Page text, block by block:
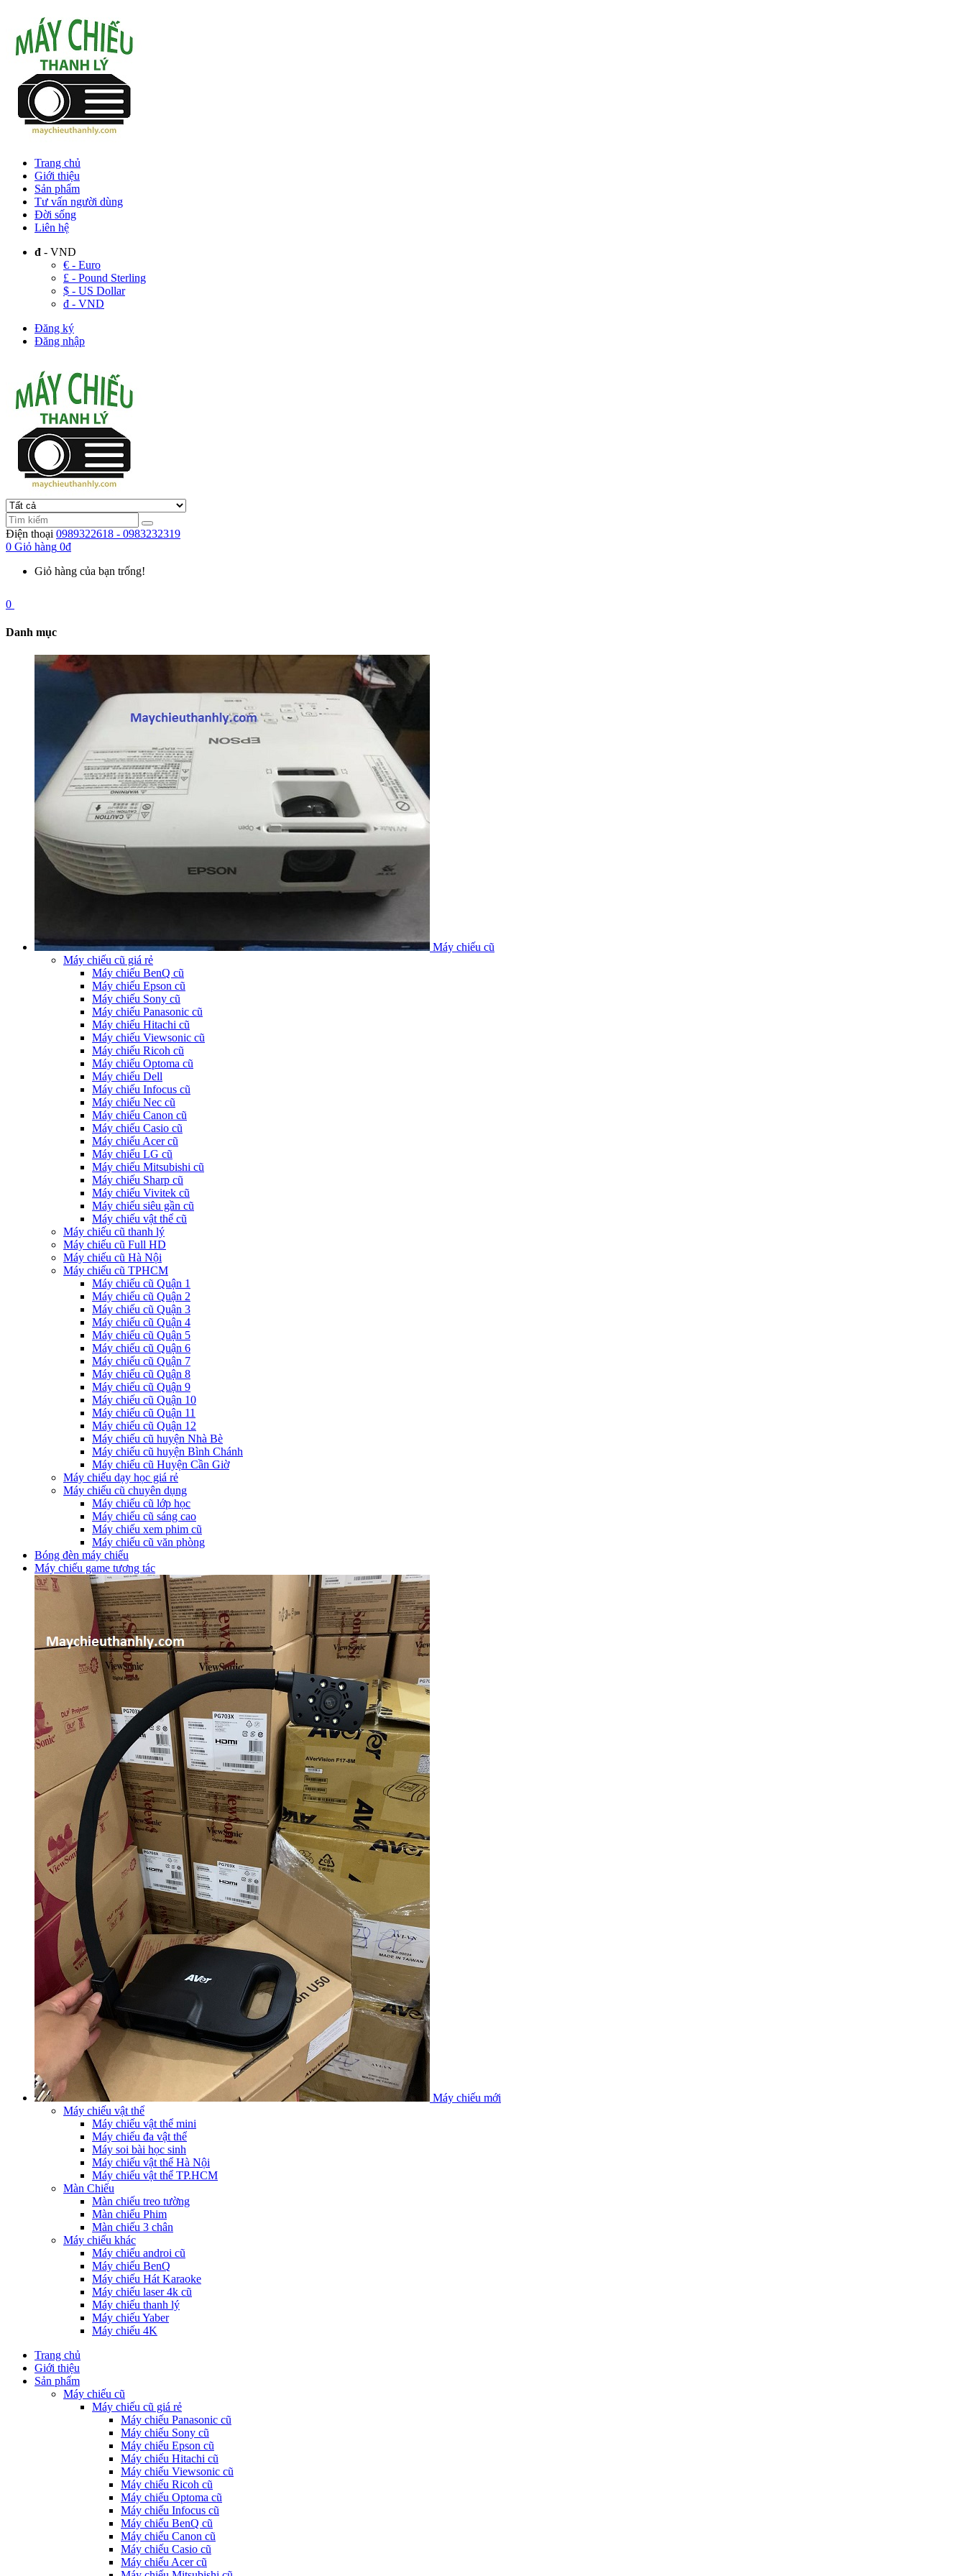
Trang chủ
Giới thiệu
Sản phẩm
Tư vấn người dùng
Đời sống
Liên hệ
đ - VND
€ - Euro
£ - Pound Sterling
$ - US Dollar
đ - VND
Đăng ký
Đăng nhập
Điện thoại 0989322618 - 0983232319
0 Giỏ hàng 0đ
Giỏ hàng của bạn trống!
0
Danh mục
Máy chiếu cũ
Máy chiếu cũ giá rẻ
Máy chiếu BenQ cũ
Máy chiếu Epson cũ
Máy chiếu Sony cũ
Máy chiếu Panasonic cũ
Máy chiếu Hitachi cũ
Máy chiếu Viewsonic cũ
Máy chiếu Ricoh cũ
Máy chiếu Optoma cũ
Máy chiếu Dell
Máy chiếu Infocus cũ
Máy chiếu Nec cũ
Máy chiếu Canon cũ
Máy chiếu Casio cũ
Máy chiếu Acer cũ
Máy chiếu LG cũ
Máy chiếu Mitsubishi cũ
Máy chiếu Sharp cũ
Máy chiếu Vivitek cũ
Máy chiếu siêu gần cũ
Máy chiếu vật thể cũ
Máy chiếu cũ thanh lý
Máy chiếu cũ Full HD
Máy chiếu cũ Hà Nội
Máy chiếu cũ TPHCM
Máy chiếu cũ Quận 1
Máy chiếu cũ Quận 2
Máy chiếu cũ Quận 3
Máy chiếu cũ Quận 4
Máy chiếu cũ Quận 5
Máy chiếu cũ Quận 6
Máy chiếu cũ Quận 7
Máy chiếu cũ Quận 8
Máy chiếu cũ Quận 9
Máy chiếu cũ Quận 10
Máy chiếu cũ Quận 11
Máy chiếu cũ Quận 12
Máy chiếu cũ huyện Nhà Bè
Máy chiếu cũ huyện Bình Chánh
Máy chiếu cũ Huyện Cần Giờ
Máy chiếu dạy học giá rẻ
Máy chiếu cũ chuyên dụng
Máy chiếu cũ lớp học
Máy chiếu cũ sáng cao
Máy chiếu xem phim cũ
Máy chiếu cũ văn phòng
Bóng đèn máy chiếu
Máy chiếu game tương tác
Máy chiếu mới
Máy chiếu vật thể
Máy chiếu vật thể mini
Máy chiếu đa vật thể
Máy soi bài học sinh
Máy chiếu vật thể Hà Nội
Máy chiếu vật thể TP.HCM
Màn Chiếu
Màn chiếu treo tường
Màn chiếu Phim
Màn chiếu 3 chân
Máy chiếu khác
Máy chiếu androi cũ
Máy chiếu BenQ
Máy chiếu Hát Karaoke
Máy chiếu laser 4k cũ
Máy chiếu thanh lý
Máy chiếu Yaber
Máy chiếu 4K
Trang chủ
Giới thiệu
Sản phẩm
Máy chiếu cũ
Máy chiếu cũ giá rẻ
Máy chiếu Panasonic cũ
Máy chiếu Sony cũ
Máy chiếu Epson cũ
Máy chiếu Hitachi cũ
Máy chiếu Viewsonic cũ
Máy chiếu Ricoh cũ
Máy chiếu Optoma cũ
Máy chiếu Infocus cũ
Máy chiếu BenQ cũ
Máy chiếu Canon cũ
Máy chiếu Casio cũ
Máy chiếu Acer cũ